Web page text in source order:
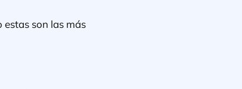
estas son las más